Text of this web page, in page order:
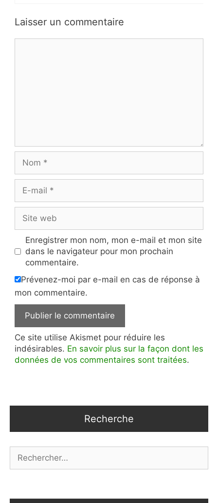
Laisser un commentaire
mail
web
Enregistrer mon nom, mon e-mail et mon site
dans le navigateur pour mon prochain
commentaire.
Prévenez-moi par e-mail en cas de réponse à
mon commentaire.
Ce site utilise Akismet pour réduire les
indésirables. En savoir plus sur la façon dont les
données de vos commentaires sont traitées.
Recherche